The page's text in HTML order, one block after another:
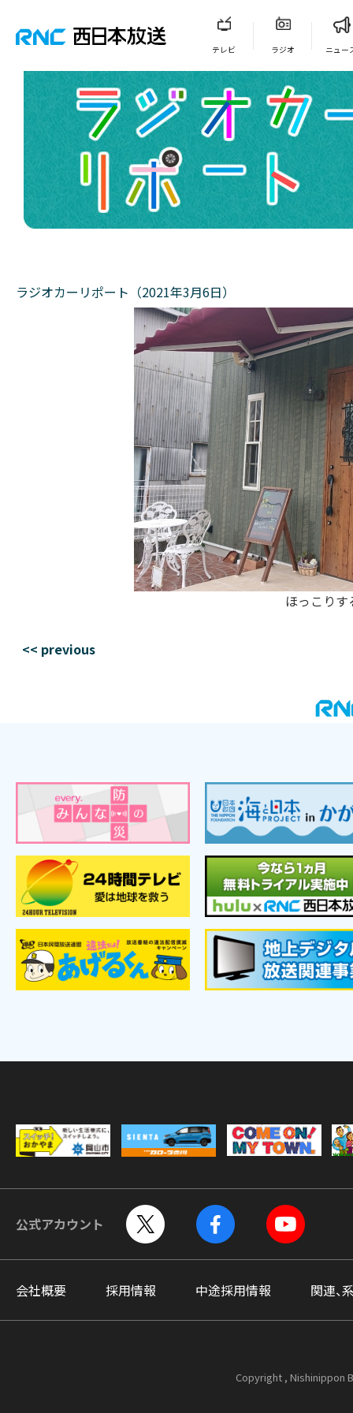
テレビ ラジオ ニュー
ラジオカーリポート（2021年3月6日）
ほっこり
<< previous
公式アカウント
会社概要 採用情報 中途採用情報 関連、
Copyright , Nishinippon